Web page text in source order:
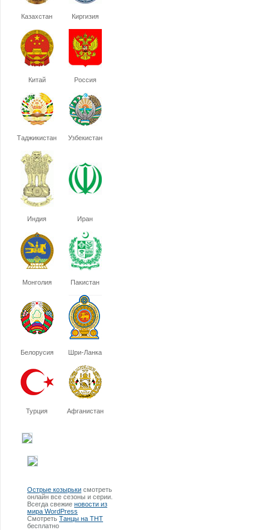
Казахстан Киргизия
Китай Россия
Таджикистан Узбекистан
Индия Иран
Монголия Пакистан
Белорусия Шри-Ланка
Турция Афганистан
Острые козырьки смотреть
онлайн все сезоны и серии.
Всегда свежие новости из
мира WordPress
Смотреть Танцы на ТНТ
бесплатно